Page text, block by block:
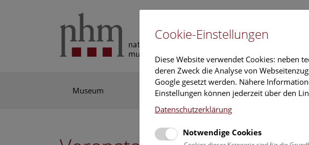
Museum Ausstellung Forschung
Cookie-Einstellungen
Diese Website verwendet Cookies: neben
deren Zweck die Analyse von
Google gesetzt werden. Nähere
Einstellungen können jederzeit über den
Datenschutzerklärung
Notwendige Cookies